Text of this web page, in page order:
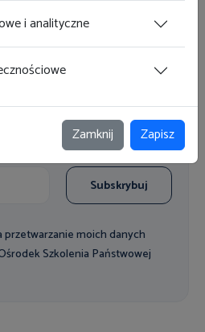
informacje o
Szkolenia Państwowej
e-mail.
Subskrybuj
przetwarzanie moich danych
Szkolenia Państwowej
i analityczne
Zamknij Zapisz